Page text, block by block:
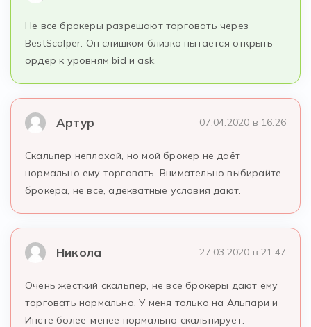
Не все брокеры разрешают торговать через
BestScalper. Он слишком близко пытается открыть
ордер к уровням bid и ask.
Артур 07.04.2020 в 16:26
Скальпер неплохой, но мой брокер не даёт
нормально ему торговать. Внимательно выбирайте
брокера, не все, адекватные условия дают.
Никола 27.03.2020 в 21:47
Очень жесткий скальпер, не все брокеры дают ему
торговать нормально. У меня только на Альпари и
Инсте более-менее нормально скальпирует.